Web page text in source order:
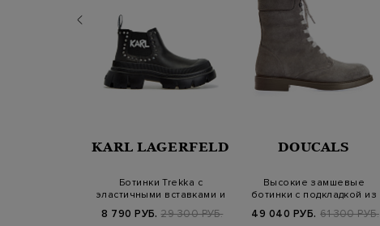
KARL LAGERFELD
Ботинки Trekka с
эластичными вставками и
8 790 РУБ. 29 300 РУБ.
DOUCALS
Высокие замшевые
ботинки с подкладкой из
49 040 РУБ. 61 300 РУБ.